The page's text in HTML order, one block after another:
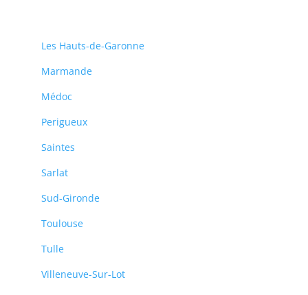
Les Hauts-de-Garonne
Marmande
Médoc
Perigueux
Saintes
Sarlat
Sud-Gironde
Toulouse
Tulle
Villeneuve-Sur-Lot